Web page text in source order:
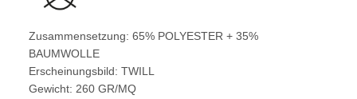
Zusammensetzung: 65% POLYESTER + 35%
BAUMWOLLE
Erscheinungsbild: TWILL
Gewicht: 260 GR/MQ